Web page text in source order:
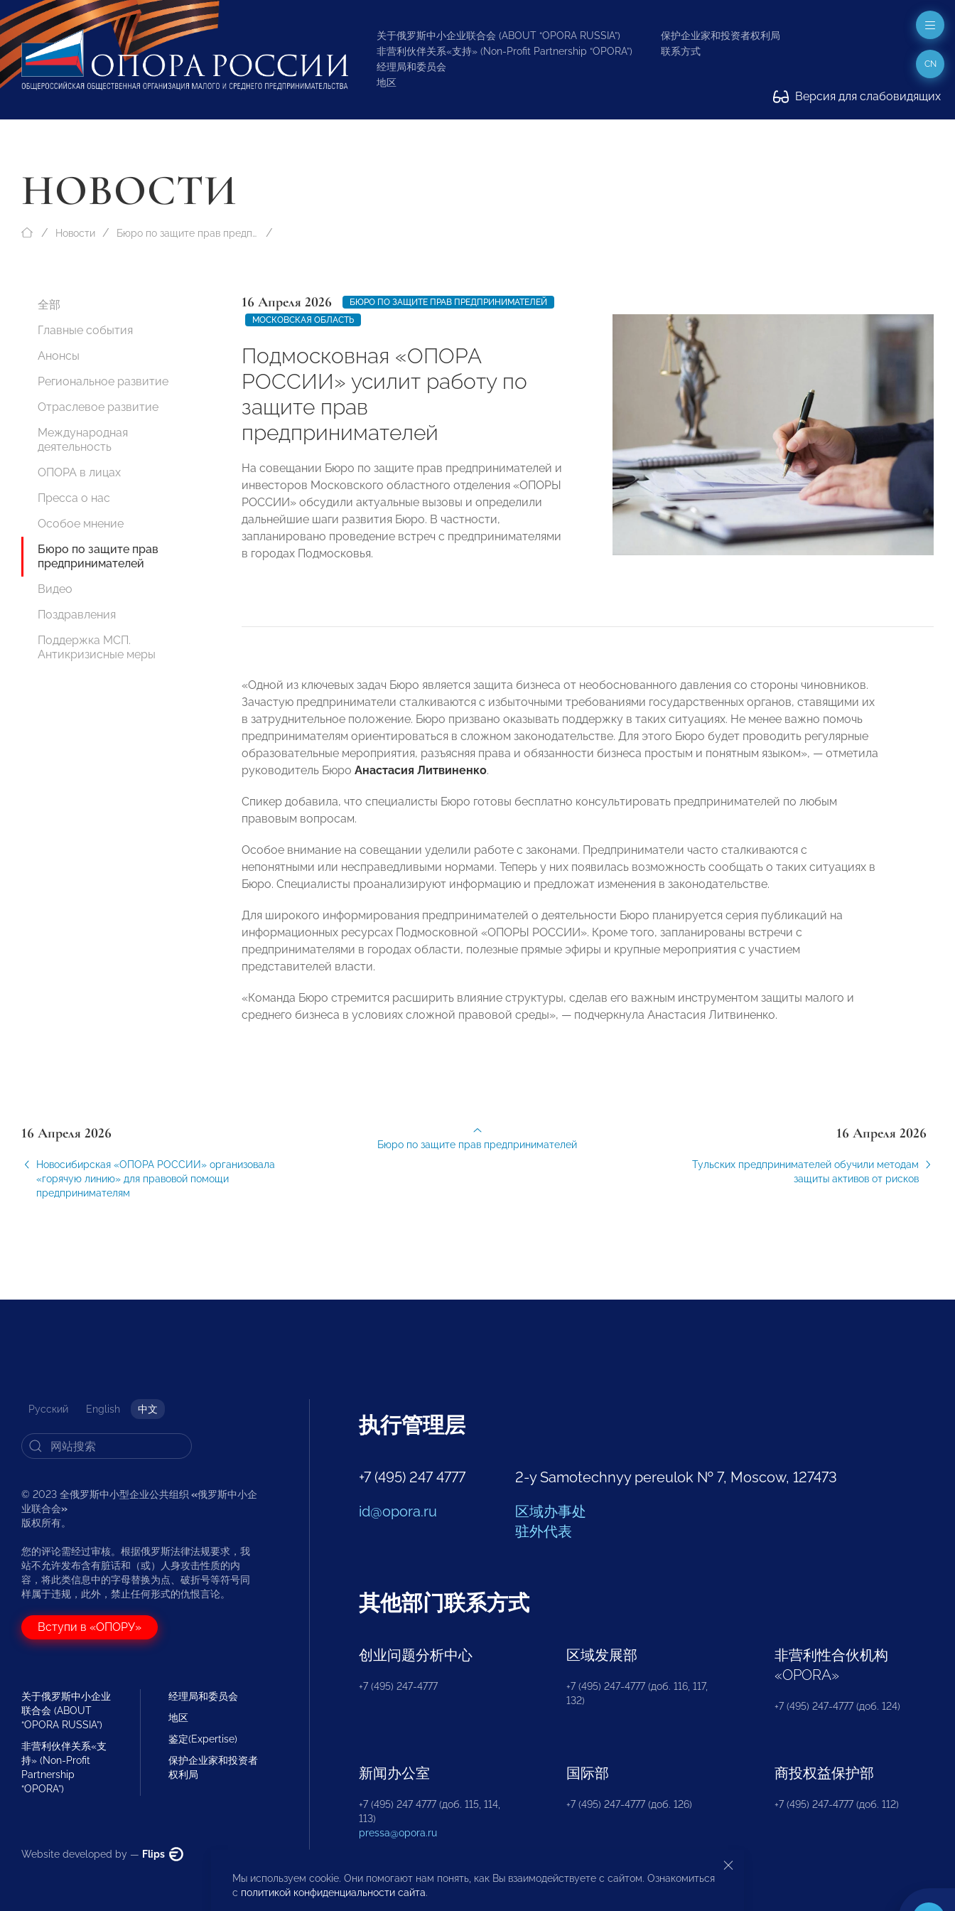
关于俄罗斯中小企业联合会 (ABOUT “OPORA RUSSIA”)
非营利伙伴关系«支持» (Non-Profit Partnership “OPORA”)
经理局和委员会
地区
保护企业家和投资者权利局
联系方式
Версия для слабовидящих
CN
НОВОСТИ
Новости Бюро по защите прав предпринимателей
全部
Главные события
Анонсы
Региональное развитие
Отраслевое развитие
Международная
деятельность
ОПОРА в лицах
Пресса о нас
Особое мнение
Бюро по защите прав
предпринимателей
Видео
Поздравления
Поддержка МСП.
Антикризисные меры
16 Апреля 2026
БЮРО ПО ЗАЩИТЕ ПРАВ ПРЕДПРИНИМАТЕЛЕЙ
МОСКОВСКАЯ ОБЛАСТЬ
Подмосковная «ОПОРА
РОССИИ» усилит работу по
защите прав
предпринимателей
На совещании Бюро по защите прав предпринимателей и
инвесторов Московского областного отделения «ОПОРЫ
РОССИИ» обсудили актуальные вызовы и определили
дальнейшие шаги развития Бюро. В частности,
запланировано проведение встреч с предпринимателями
в городах Подмосковья.
«Одной из ключевых задач Бюро является защита бизнеса от необоснованного давления со стороны чиновников.
Зачастую предприниматели сталкиваются с избыточными требованиями государственных органов, ставящими их
в затруднительное положение. Бюро призвано оказывать поддержку в таких ситуациях. Не менее важно помочь
предпринимателям ориентироваться в сложном законодательстве. Для этого Бюро будет проводить регулярные
образовательные мероприятия, разъясняя права и обязанности бизнеса простым и понятным языком», — отметила
руководитель Бюро Анастасия Литвиненко.
Спикер добавила, что специалисты Бюро готовы бесплатно консультировать предпринимателей по любым
правовым вопросам.
Особое внимание на совещании уделили работе с законами. Предприниматели часто сталкиваются с
непонятными или несправедливыми нормами. Теперь у них появилась возможность сообщать о таких ситуациях в
Бюро. Специалисты проанализируют информацию и предложат изменения в законодательстве.
Для широкого информирования предпринимателей о деятельности Бюро планируется серия публикаций на
информационных ресурсах Подмосковной «ОПОРЫ РОССИИ». Кроме того, запланированы встречи с
предпринимателями в городах области, полезные прямые эфиры и крупные мероприятия с участием
представителей власти.
«Команда Бюро стремится расширить влияние структуры, сделав его важным инструментом защиты малого и
среднего бизнеса в условиях сложной правовой среды», — подчеркнула Анастасия Литвиненко.
16 Апреля 2026
Новосибирская «ОПОРА РОССИИ» организовала
«горячую линию» для правовой помощи
предпринимателям
16 Апреля 2026
Тульских предпринимателей обучили методам
защиты активов от рисков
Бюро по защите прав предпринимателей
Русский English 中文
© 2023 全俄罗斯中小型企业公共组织 «俄罗斯中小企
业联合会»
版权所有。
您的评论需经过审核。根据俄罗斯法律法规要求，我
站不允许发布含有脏话和（或）人身攻击性质的内
容，将此类信息中的字母替换为点、破折号等符号同
样属于违规，此外，禁止任何形式的仇恨言论。
Вступи в «ОПОРУ»
关于俄罗斯中小企业
联合会 (ABOUT
“OPORA RUSSIA”)
非营利伙伴关系«支
持» (Non-Profit
Partnership
“OPORA”)
经理局和委员会
地区
鉴定(Expertise)
保护企业家和投资者
权利局
Website developed by — Flips
执行管理层
+7 (495) 247 4777
id@opora.ru
2-y Samotechnyy pereulok № 7, Moscow, 127473
区域办事处
驻外代表
其他部门联系方式
创业问题分析中心
+7 (495) 247-4777
区域发展部
+7 (495) 247-4777 (доб. 116, 117,
132)
非营利性合伙机构
«OPORA»
+7 (495) 247-4777 (доб. 124)
新闻办公室
+7 (495) 247 4777 (доб. 115, 114,
113)
pressa@opora.ru
国际部
+7 (495) 247-4777 (доб. 126)
商投权益保护部
+7 (495) 247-4777 (доб. 112)
Мы используем cookie. Они помогают нам понять, как Вы взаимодействуете с сайтом. Ознакомиться
с политикой конфиденциальности сайта.